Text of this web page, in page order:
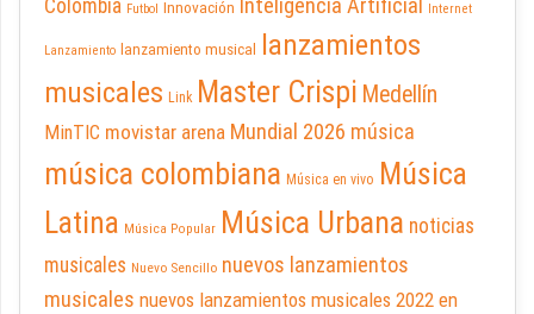
Colombia Futbol Innovación Inteligencia Artificial Internet
Lanzamiento lanzamiento musical
lanzamientos
musicales Link Master Crispi Medellín
MinTIC movistar arena Mundial 2026 música
música colombiana Música en vivo Música
Latina Música Popular Música Urbana noticias
musicales Nuevo Sencillo nuevos lanzamientos
musicales nuevos lanzamientos musicales 2022 en